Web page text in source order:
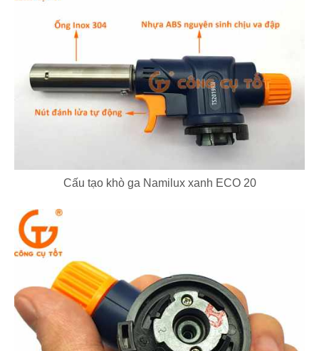
Cấu tạo khò ga Namilux xanh ECO 20